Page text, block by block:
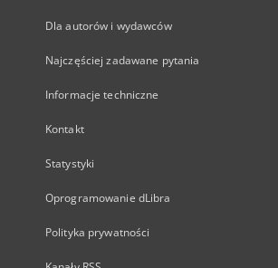
Dla autorów i wydawców
Najczęściej zadawane pytania
Informacje techniczne
Kontakt
Statystyki
Oprogramowanie dLibra
Polityka prywatności